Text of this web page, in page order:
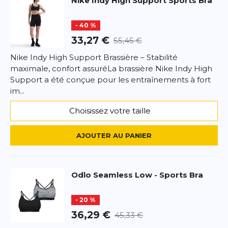
Titre de votre avis
Votre avis detaillé
Votre avis detaillé
*Champs requis
AJOUTER UN AVIS
Ce formulaire est protégé par reCAPTCHA –
- 40 %
33,27 € 55,45 €
Nike Indy High Support Brassière – Stabilité
maximale, confort assuréLa brassière Nike Indy High
Support a été conçue pour les entraînements à fort
im...
Choisissez votre taille
AJOUTER AU PANIER
Odlo Seamless Low - Sports Bra
- 20 %
36,29 € 45,33 €